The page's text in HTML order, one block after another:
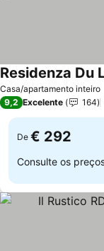
Casa/apartamento inteiro
Residenza Du
9,2 Excelente 164
De € 292
Consulte os